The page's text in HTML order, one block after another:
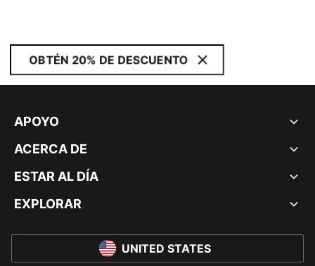
OBTÉN 20% DE DESCUENTO
APOYO
ACERCA DE
ESTAR AL DÍA
EXPLORAR
UNITED STATES